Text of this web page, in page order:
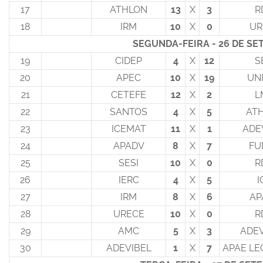
17
ATHLON 13 X 3
18
IRM 10 X 0
SEGUNDA-FEIRA - 26 DE
19
CIDEP 4 X 12
20
APEC 10 X 19
21
CETEFE 12 X 2
22
SANTOS 4 X 5
23
ICEMAT 11 X 1
24
APADV 8 X 7
25
SESI 10 X 0
26
IERC 4 X 5
27
IRM 8 X 6
28
URECE 10 X 0
29
AMC 5 X 3
30
ADEVIBEL 1 X 7
APAE